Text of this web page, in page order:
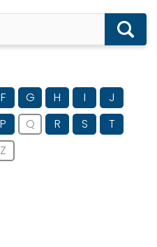
F G H I
J
P Q R S
T
Z